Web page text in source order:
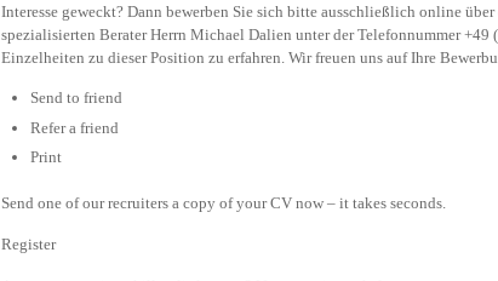
Interesse geweckt? Dann bewerben Sie sich bitte ausschließlich online
spezialisierten Berater Herrn Michael Dalien unter der Telefonnummer +49
Einzelheiten zu dieser Position zu erfahren. Wir freuen uns auf Ihre
Send to friend
Refer a friend
Print
Send one of our recruiters a copy of your CV now – it takes seconds.
Register